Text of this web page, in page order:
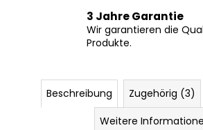
3 Jahre Garantie
Wir garantieren die
Produkte.
Beschreibung Zugehörig (3)
Weitere